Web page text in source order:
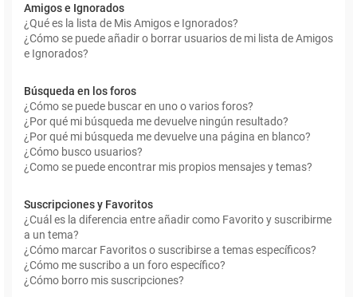
Amigos e Ignorados
¿Qué es la lista de Mis Amigos e Ignorados?
¿Cómo se puede añadir o borrar usuarios de mi lista de Amigos
e Ignorados?
Búsqueda en los foros
¿Cómo se puede buscar en uno o varios foros?
¿Por qué mi búsqueda me devuelve ningún resultado?
¿Por qué mi búsqueda me devuelve una página en blanco?
¿Cómo busco usuarios?
¿Como se puede encontrar mis propios mensajes y temas?
Suscripciones y Favoritos
¿Cuál es la diferencia entre añadir como Favorito y suscribirme
a un tema?
¿Cómo marcar Favoritos o suscribirse a temas específicos?
¿Cómo me suscribo a un foro específico?
¿Cómo borro mis suscripciones?